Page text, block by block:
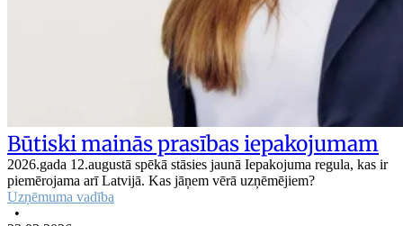
Būtiski mainās prasības iepakojumam
2026.gada 12.augustā spēkā stāsies jaunā Iepakojuma regula, kas ir
piemērojama arī Latvijā. Kas jāņem vērā uzņēmējiem?
Uzņēmuma vadība
•